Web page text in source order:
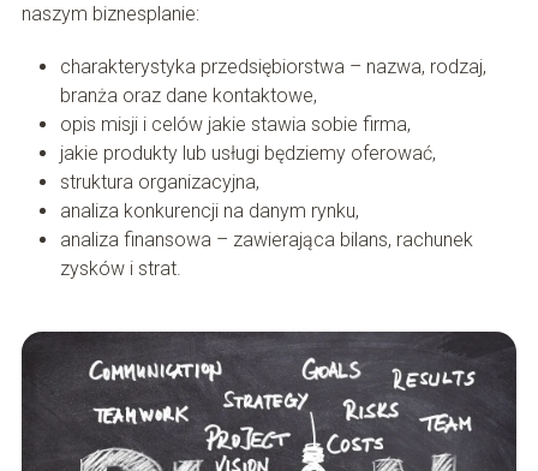
naszym biznesplanie:
charakterystyka przedsiębiorstwa – nazwa, rodzaj,
branża oraz dane kontaktowe,
opis misji i celów jakie stawia sobie firma,
jakie produkty lub usługi będziemy oferować,
struktura organizacyjna,
analiza konkurencji na danym rynku,
analiza finansowa – zawierająca bilans, rachunek
zysków i strat.